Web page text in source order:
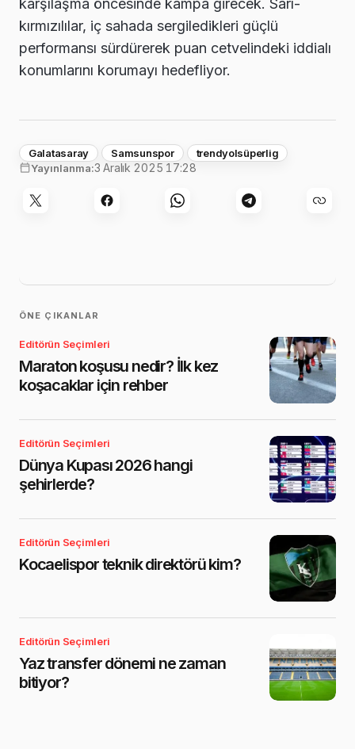
karşılaşma öncesinde kampa girecek. Sarı-
kırmızılılar, iç sahada sergiledikleri güçlü
performansı sürdürerek puan cetvelindeki iddialı
konumlarını korumayı hedefliyor.
Galatasaray Samsunspor
trendyolsüperlig
Yayınlanma:3 Aralık 2025 17:28
ÖNE ÇIKANLAR
Editörün Seçimleri
Maraton koşusu nedir? İlk kez
koşacaklar için rehber
Editörün Seçimleri
Dünya Kupası 2026 hangi
şehirlerde?
Editörün Seçimleri
Kocaelispor teknik direktörü kim?
Editörün Seçimleri
Yaz transfer dönemi ne zaman
bitiyor?